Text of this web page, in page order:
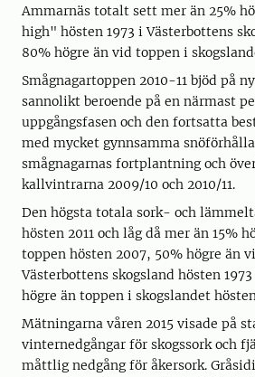
Ammarnäs totalt sett mer än 25%
high" hösten 1973 i Västerbottens
80% högre än vid toppen i
Smågnagartoppen 2010-11 bjöd på
sannolikt beroende på en närmast
uppgångsfasen och den fortsatta
med mycket gynnsamma
smågnagarnas fortplantning och
kallvintrarna 2009/10 och 2010/11.
Den högsta totala sork- och
hösten 2011 och låg då mer än 15%
toppen hösten 2007, 50% högre
Västerbottens skogsland hösten
högre än toppen i skogslandet
Mätningarna våren 2015 visade på
vinternedgångar för skogssork och
måttlig nedgång för åkersork.